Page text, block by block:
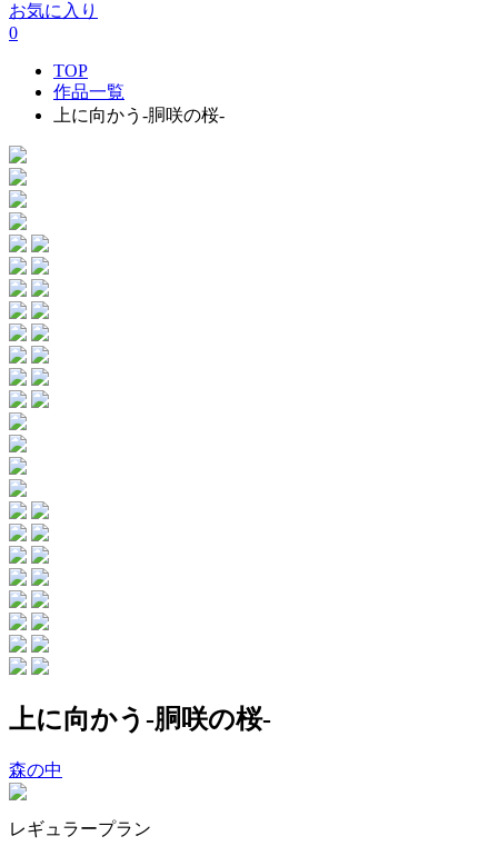
お気に入り
0
TOP
作品一覧
上に向かう-胴咲の桜-
上に向かう-胴咲の桜-
森の中
レギュラープラン